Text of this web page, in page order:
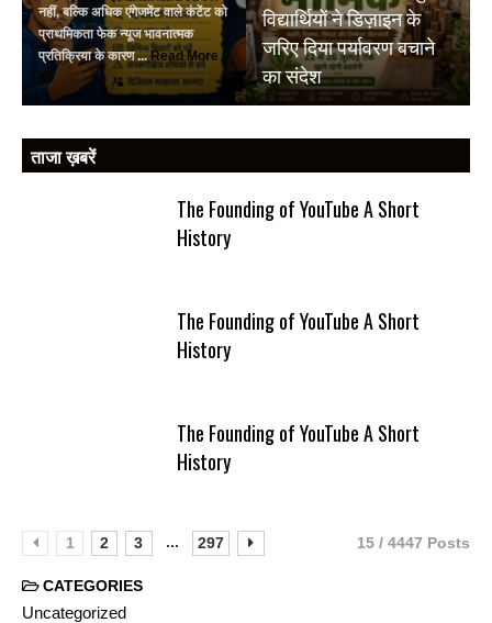
नहीं, बल्कि अधिक एंगेजमेंट वाले कंटेंट को
प्राथमिकता फेक न्यूज भावनात्मक
प्रतिक्रिया के कारण ... Read More
विद्यार्थियों ने डिज़ाइन के
जरिए दिया पर्यावरण बचाने
का संदेश
ताजा ख़बरें
The Founding of YouTube A Short
History
The Founding of YouTube A Short
History
The Founding of YouTube A Short
History
1 2 3 ... 297 15 / 4447 Posts
CATEGORIES
Uncategorized